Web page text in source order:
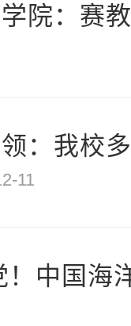
院：赛
：我校
11
！中国海